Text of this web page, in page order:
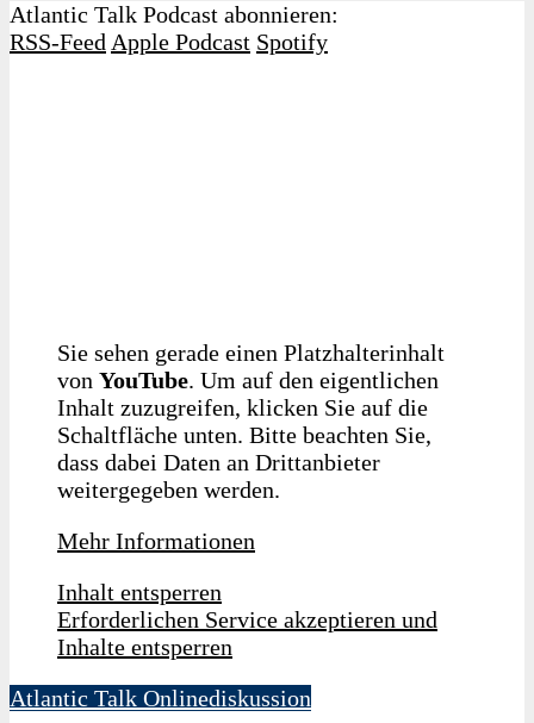
Atlantic Talk Podcast abonnieren:
RSS-Feed Apple Podcast Spotify
Sie sehen gerade einen Platzhalterinhalt
von YouTube. Um auf den eigentlichen
Inhalt zuzugreifen, klicken Sie auf die
Schaltfläche unten. Bitte beachten Sie,
dass dabei Daten an Drittanbieter
weitergegeben werden.
Mehr Informationen
Inhalt entsperren
Erforderlichen Service akzeptieren und
Inhalte entsperren
Atlantic Talk Onlinediskussion